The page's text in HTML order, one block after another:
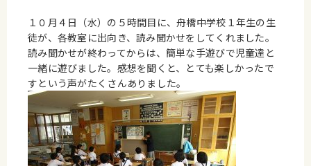
１０月４日（水）の５時間目に、舟橋中学校１年生の生
徒が、各教室に出向き、読み聞かせをしてくれました。
読み聞かせが終わってからは、簡単な手遊びで児童達と
一緒に遊びました。感想を聞くと、とても楽しかったで
すという声がたくさんありました。